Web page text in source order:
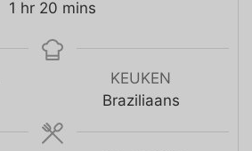
1 hr 20 mins
KEUKEN
Braziliaans